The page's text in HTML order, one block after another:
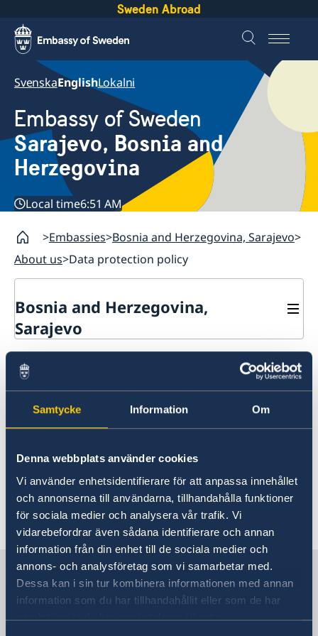
Samtycke Information Om
Denna webbplats använder cookies
Vi använder enhetsidentifierare för att anpassa innehållet
och annonserna till användarna, tillhandahålla funktioner
för sociala medier och analysera vår trafik. Vi
vidarebefordrar även sådana identifierare och annan
information från din enhet till de sociala medier och
annons- och analysföretag som vi samarbetar med.
Dessa kan i sin tur kombinera informationen med annan
information som du har tillhandahållit eller som de har
samlat in när du har använt deras tjänster.
Sweden Abroad
SvenskaEnglishLokalni
Embassy of Sweden
Sarajevo, Bosnia and
Herzegovina
Local time6:51 AM
Embassies Bosnia and Herzegovina, Sarajevo
About us Data protection policy
Bosnia and Herzegovina,
Sarajevo
Contact
About us
Data protection policy
Current
Data protection policy
Data Protection Policy (GDPR)
Privacy Policy for Social Media Accounts
Last updated 14 Oct 2025, 9.38 AM
Sweden in Bosnia and
Herzegovina